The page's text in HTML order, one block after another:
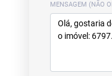
MENSAGEM (NÃO